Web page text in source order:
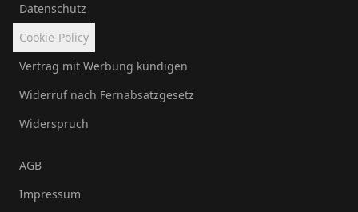
Datenschutz
Cookie-Policy
Vertrag mit Werbung kündigen
Widerruf nach Fernabsatzgesetz
Widerspruch
AGB
Impressum